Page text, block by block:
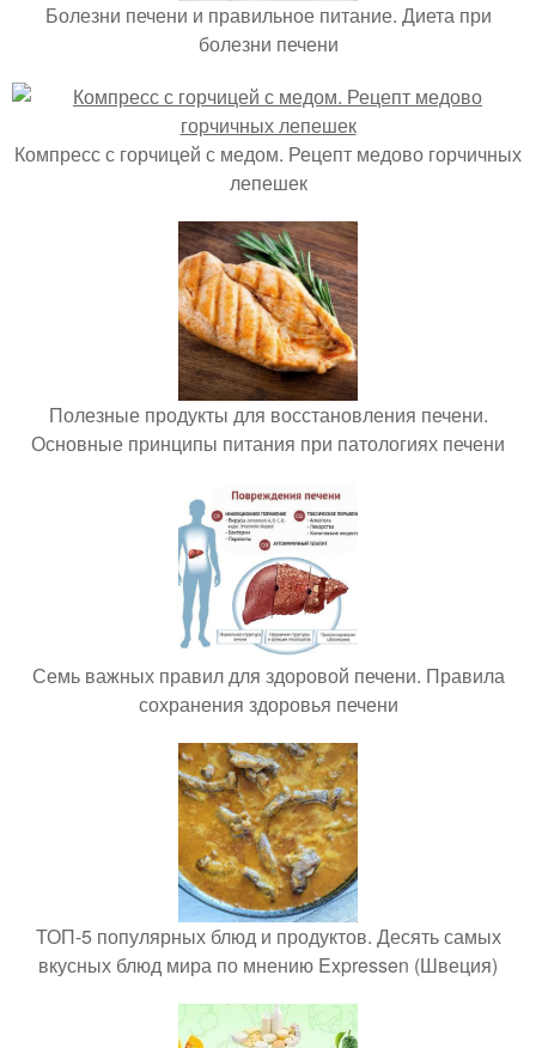
Болезни печени и правильное питание. Диета при
болезни печени
Компресс с горчицей с медом. Рецепт медово горчичных
лепешек
Полезные продукты для восстановления печени.
Основные принципы питания при патологиях печени
Семь важных правил для здоровой печени. Правила
сохранения здоровья печени
ТОП-5 популярных блюд и продуктов. Десять самых
вкусных блюд мира по мнению Expressen (Швеция)